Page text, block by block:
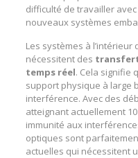
difficulté de travailler
nouveaux systèmes
Les systèmes à l’intérieur
nécessitent des
temps réel. Cela signifie
support physique à large
interférence. Avec des
atteignant actuellement
immunité aux
optiques sont
actuelles qui nécessitent